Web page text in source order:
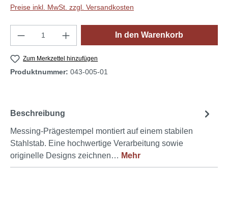
Preise inkl. MwSt. zzgl. Versandkosten
Produkt Anzahl: Gib den gewünschten
In den Warenkorb
Zum Merkzettel hinzufügen
Produktnummer: 043-005-01
Beschreibung
Messing-Prägestempel montiert auf einem stabilen
Stahlstab. Eine hochwertige Verarbeitung sowie
originelle Designs zeichnen… Mehr